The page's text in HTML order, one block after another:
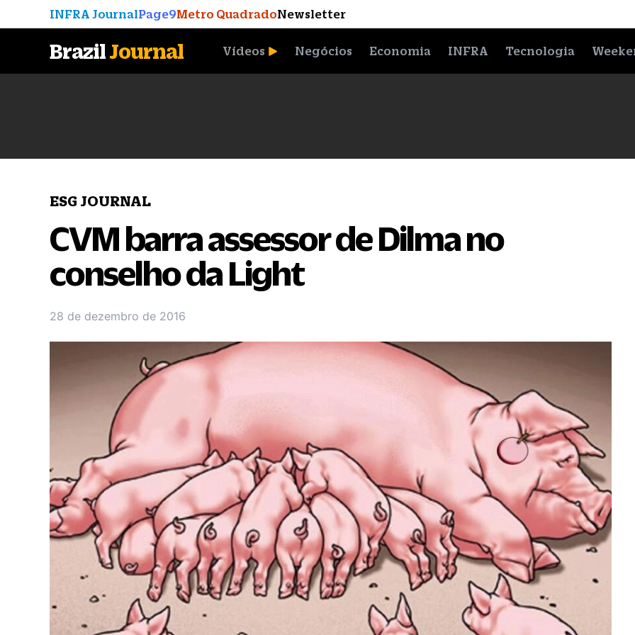
INFRA JournalPage9Metro QuadradoNewsletter
BrazilJournal Vídeos Negócios Economia INFRA Tecnologia
ESG JOURNAL
CVM barra assessor de Dilma no
conselho da Light
28 de dezembro de 2016